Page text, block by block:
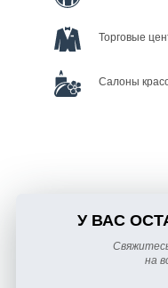
Торговые
Салоны
У ВАС
на